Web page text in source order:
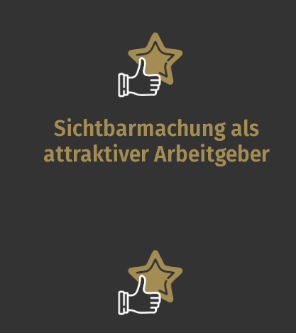
Sichtbarmachung als
attraktiver Arbeitgeber